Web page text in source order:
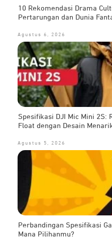
10 Rekomendasi Drama
Pertarungan dan Dunia
Agustus 6, 2026
Spesifikasi DJI Mic Mini 2S:
Float dengan Desain
Agustus 5, 2026
Perbandingan Spesifikasi
Mana Pilihanmu?